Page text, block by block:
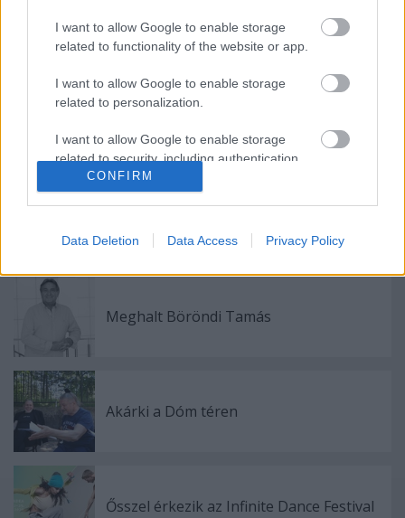
I want to allow Google to enable storage
related to functionality of the website or app.
I want to allow Google to enable storage
related to personalization.
I want to allow Google to enable storage
related to security, including authentication
functionality and fraud prevention, and other
user protection.
CONFIRM
Data Deletion Data Access Privacy Policy
vers a pillanatok impressziója, úgy a Versszínház
láncra fűzi a költő életének valamennyi fontos és
történelmi korról, a személyes drámákról és
magáról a sorok írójáról is.
Ajánlott bejegyzések:
Meghalt Böröndi Tamás
Akárki a Dóm téren
Ősszel érkezik az Infinite Dance Festival